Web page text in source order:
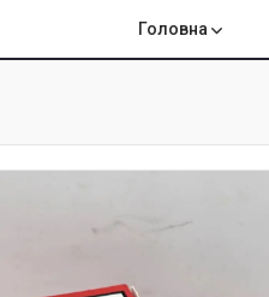
Головна